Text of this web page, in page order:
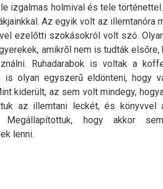
izgalmas holmival és tele
Az egyik volt az illemtanóra
ezelőtti szokásokról volt szó.
amikről nem is tudták elsőre,
Ruhadarabok is voltak a
is olyan egyszerű eldönteni, hogy
kiderült, az sem volt mindegy,
az illemtani leckét, és könyvvel
Megállapítottuk, hogy akkor
lenni.